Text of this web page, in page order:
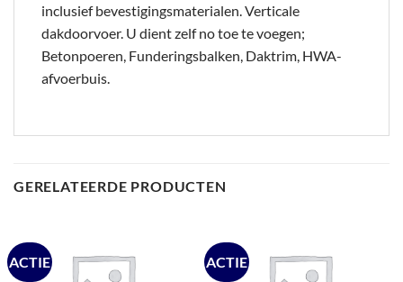
inclusief bevestigingsmaterialen. Verticale
dakdoorvoer. U dient zelf no toe te voegen;
Betonpoeren, Funderingsbalken, Daktrim, HWA-
afvoerbuis.
GERELATEERDE PRODUCTEN
ACTIE ACTIE